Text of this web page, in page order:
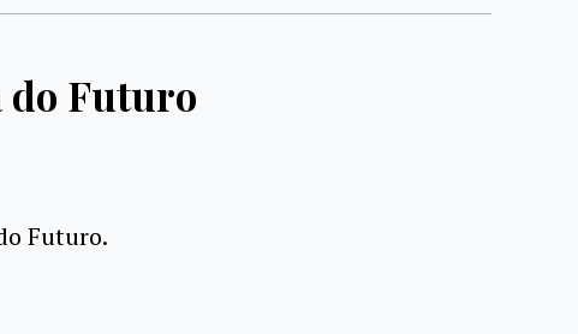
do Futuro
Futuro.